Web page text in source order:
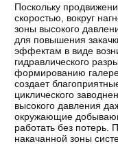
Поскольку
скоростью, вокруг
зоны высокого
для повышения
эффектам в виде
гидравлического
формированию
создает
циклического
высокого давления
окружающие
работать без
накачанной зоны